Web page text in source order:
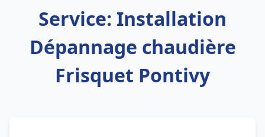
Service: Installation
Dépannage chaudière
Frisquet Pontivy